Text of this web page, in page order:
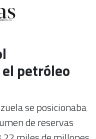
petróleo
se posicionaba
de reservas